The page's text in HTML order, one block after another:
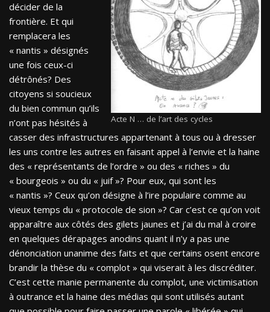
Acte N … de l’art des cycles
décider de la
frontière. Et qui
remplacera les
« nantis » désignés
une fois ceux-ci
détrônés? Des
citoyens si soucieux
du bien commun qu’ils
n’ont pas hésités à
casser des infrastructures appartenant à tous ou à dresser
les uns contre les autres en faisant appel à l’envie et la haine
des « représentants de l’ordre » ou des « riches » du
« bourgeois » ou du « juif »? Pour eux, qui sont les
« nantis »? Ceux qu’on désigne à l’ire populaire comme au
vieux temps du « protocole de sion »? Car c’est ce qu’on voit
apparaître aux côtés des gilets jaunes et j’ai du mal à croire
en quelques dérapages anodins quant il n’y a pas une
dénonciation unanime des faits et que certains osent encore
brandir la thèse du « complot » qui viserait à les discréditer.
C’est cette manie permanente du complot, une victimisation
à outrance et la haine des médias qui sont utilisés autant